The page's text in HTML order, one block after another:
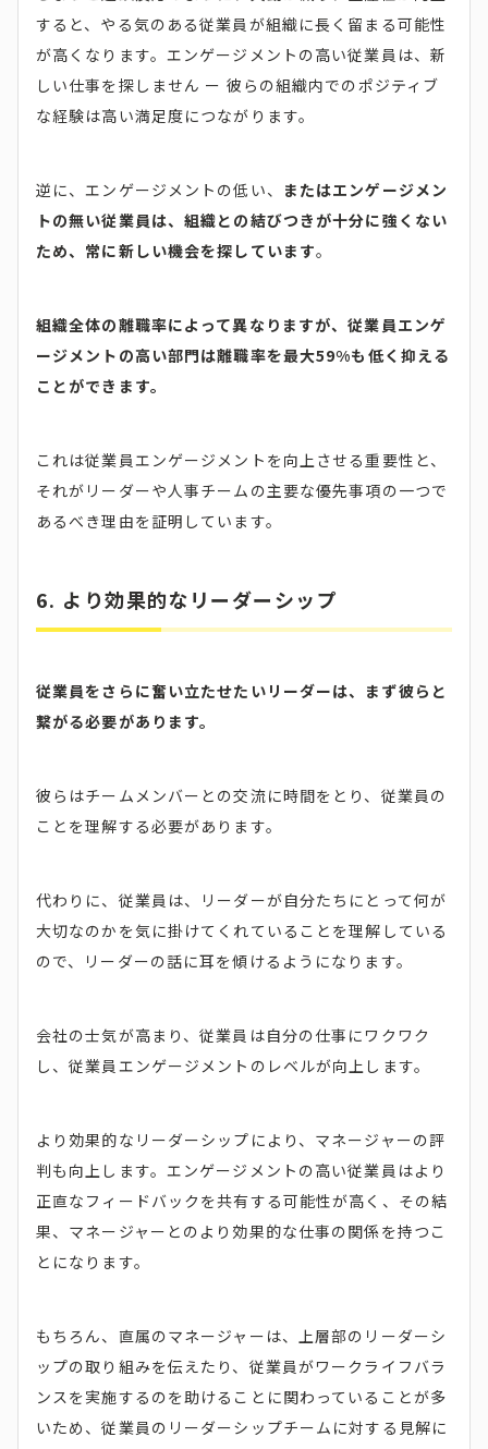
すると、やる気のある従業員が組織に長く留まる可能性
が高くなります。エンゲージメントの高い従業員は、新
しい仕事を探しません ー 彼らの組織内でのポジティブ
な経験は高い満足度につながります。
逆に、エンゲージメントの低い、 またはエンゲージメン
トの無い従業員は、組織との結びつきが十分に強くない
ため、常に新しい機会を探しています。
組織全体の離職率によって異なりますが、従業員エンゲ
ージメントの高い部門は離職率を最大59%も低く抑える
ことができます。
これは従業員エンゲージメントを向上させる重要性と、
それがリーダーや人事チームの主要な優先事項の一つで
あるべき理由を証明しています。
6. より効果的なリーダーシップ
従業員をさらに奮い立たせたいリーダーは、まず彼らと
繋がる必要があります。
彼らはチームメンバーとの交流に時間をとり、従業員の
ことを理解する必要があります。
代わりに、従業員は、リーダーが自分たちにとって何が
大切なのかを気に掛けてくれていることを理解している
ので、リーダーの話に耳を傾けるようになります。
会社の士気が高まり、従業員は自分の仕事にワクワク
し、従業員エンゲージメントのレベルが向上します。
より効果的なリーダーシップにより、マネージャーの評
判も向上します。エンゲージメントの高い従業員はより
正直なフィードバックを共有する可能性が高く、その結
果、マネージャーとのより効果的な仕事の関係を持つこ
とになります。
もちろん、直属のマネージャーは、上層部のリーダーシ
ップの取り組みを伝えたり、従業員がワークライフバラ
ンスを実施するのを助けることに関わっていることが多
いため、従業員のリーダーシップチームに対する見解に